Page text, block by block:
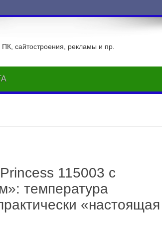
сайтостроения, рекламы и пр.
115003 с
температура
«настоящая